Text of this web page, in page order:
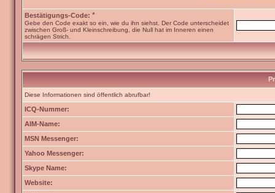
Bestätigungs-Code: *
Gebe den Code exakt so ein, wie du ihn siehst. Der Code unterscheidet
zwischen Groß- und Kleinschreibung, die Null hat im Inneren einen
schrägen Strich.
Diese Informationen sind öffentlich abrufbar!
ICQ-Nummer:
AIM-Name:
MSN Messenger:
Yahoo Messenger:
Skype Name:
Website: